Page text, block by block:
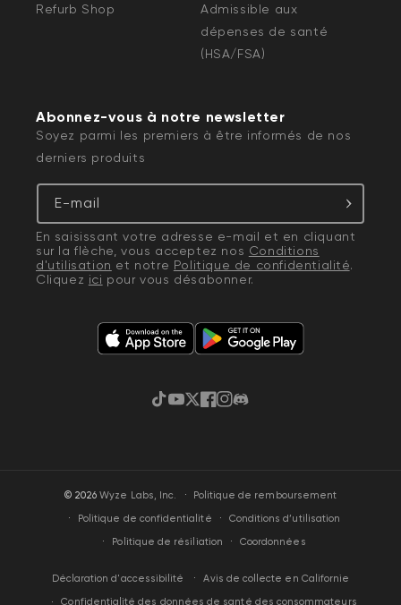
Refurb Shop
Admissible aux
dépenses de santé
(HSA/FSA)
Abonnez-vous à notre newsletter
Soyez parmi les premiers à être informés de nos
derniers produits
E-mail
En saisissant votre adresse e-mail et en cliquant
sur la flèche, vous acceptez nos Conditions
d'utilisation et notre Politique de confidentialité.
Cliquez ici pour vous désabonner.
TikTok
YouTube
Gazouillement
Facebook
Instagram
Discorde
© 2026Wyze Labs, Inc. ·
Politique de remboursement
Politique de confidentialité
Conditions d’utilisation
Politique de résiliation
Coordonnées
Déclaration d'accessibilité Avis de collecte en Californie
Confidentialité des données de santé des consommateurs